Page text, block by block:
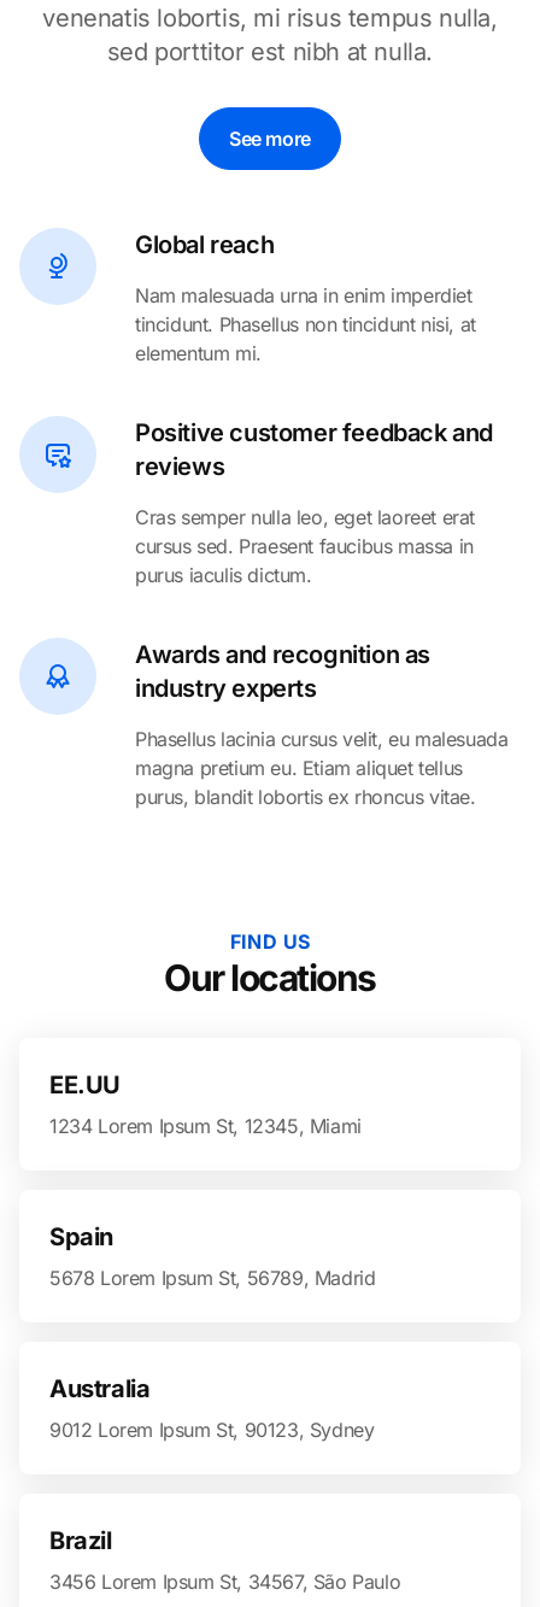
venenatis lobortis, mi risus tempus nulla,
sed porttitor est nibh at nulla.
See more
Global reach
Nam malesuada urna in enim imperdiet
tincidunt. Phasellus non tincidunt nisi, at
elementum mi.
Positive customer feedback and
reviews
Cras semper nulla leo, eget laoreet erat
cursus sed. Praesent faucibus massa in
purus iaculis dictum.
Awards and recognition as
industry experts
Phasellus lacinia cursus velit, eu malesuada
magna pretium eu. Etiam aliquet tellus
purus, blandit lobortis ex rhoncus vitae.
FIND US
Our locations
EE.UU
1234 Lorem Ipsum St, 12345, Miami
Spain
5678 Lorem Ipsum St, 56789, Madrid
Australia
9012 Lorem Ipsum St, 90123, Sydney
Brazil
3456 Lorem Ipsum St, 34567, São Paulo